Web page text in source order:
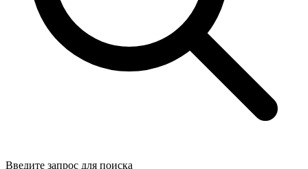
Введите запрос для поиска